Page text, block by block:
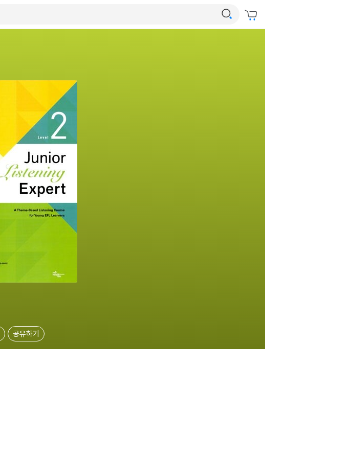
공유하기